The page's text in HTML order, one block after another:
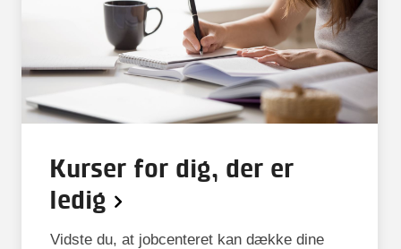
Kurser for dig, der er
ledig
Vidste du, at jobcenteret kan dække dine